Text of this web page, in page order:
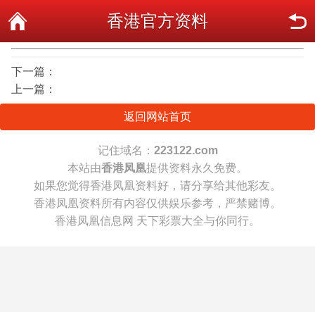
香港官方资料
下一篇：
上一篇：
返回网站首页
记住域名： 223122.com
本站由香港凤凰提供资料永久免费。
如果您觉得香港凤凰资料好，请分享给其他彩友。
香港凤凰资料所有内容仅供娱乐参考，严禁赌博。
香港凤凰信息网 天下彩票大全与你同行。